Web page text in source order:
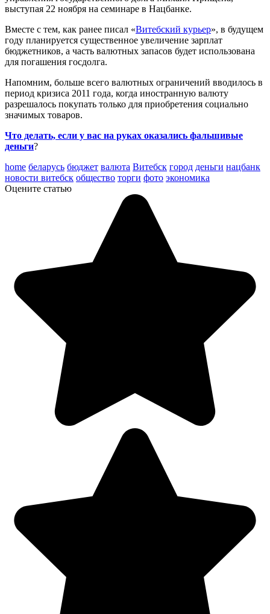
выступая 22 ноября на семинаре в Нацбанке.
Вместе с тем, как ранее писал «Витебский курьер», в будущем
году планируется существенное увеличение зарплат
бюджетников, а часть валютных запасов будет использована
для погашения госдолга.
Напомним, больше всего валютных ограничений вводилось в
период кризиса 2011 года, когда иностранную валюту
разрешалось покупать только для приобретения социально
значимых товаров.
Что делать, если у вас на руках оказались фальшивые
деньги?
home беларусь бюджет валюта Витебск город деньги нацбанк
новости витебск общество торги фото экономика
Оцените статью